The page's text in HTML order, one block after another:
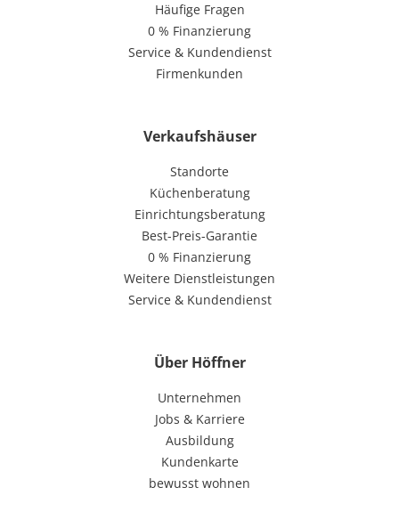
Häufige Fragen
0 % Finanzierung
Service & Kundendienst
Firmenkunden
Verkaufshäuser
Standorte
Küchenberatung
Einrichtungsberatung
Best-Preis-Garantie
0 % Finanzierung
Weitere Dienstleistungen
Service & Kundendienst
Über Höffner
Unternehmen
Jobs & Karriere
Ausbildung
Kundenkarte
bewusst wohnen